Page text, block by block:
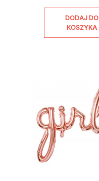
DODAJ DO
KOSZYKA